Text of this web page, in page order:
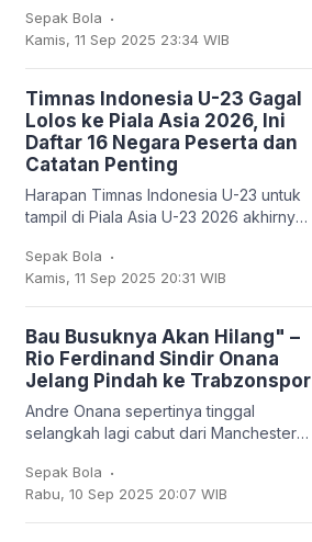
mencatatkan sejarah baru: untuk
pertama
Sepak Bola .
Kamis, 11 Sep 2025 23:34 WIB
Timnas Indonesia U-23 Gagal
Lolos ke Piala Asia 2026, Ini
Daftar 16 Negara Peserta dan
Catatan Penting
Harapan Timnas Indonesia U-23 untuk
tampil di Piala Asia U-23 2026 akhirnya
mampu finis sebagai runner-up Grup J
dengan empat
Sepak Bola .
Kamis, 11 Sep 2025 20:31 WIB
Bau Busuknya Akan Hilang" –
Rio Ferdinand Sindir Onana
Jelang Pindah ke Trabzonspor
Andre Onana sepertinya tinggal
selangkah lagi cabut dari Manchester
dipinjamkan ke klub Turki,
Trabzonspor. Dan
Sepak Bola .
Rabu, 10 Sep 2025 20:07 WIB